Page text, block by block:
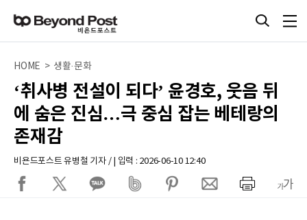
HOME > 생활·문화
‘취사병 전설이 되다’ 윤경호, 웃음 뒤
에 숨은 진심…극 중심 잡는 베테랑의
존재감
비욘드포스트 유병철 기자 / | 입력 : 2026-06-10 12:40